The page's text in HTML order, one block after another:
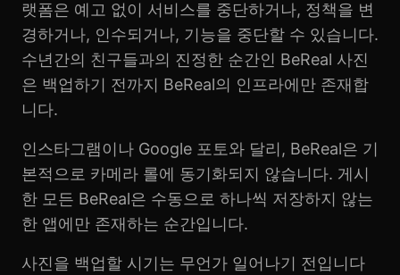
랫폼은 예고 없이 서비스를 중단하거나, 정책을 변
경하거나, 인수되거나, 기능을 중단할 수 있습니다.
수년간의 친구들과의 진정한 순간인 BeReal 사진
은 백업하기 전까지 BeReal의 인프라에만 존재합
니다.
인스타그램이나 Google 포토와 달리, BeReal은 기
본적으로 카메라 롤에 동기화되지 않습니다. 게시
한 모든 BeReal은 수동으로 하나씩 저장하지 않는
한 앱에만 존재하는 순간입니다.
사진을 백업할 시기는 무언가 일어나기 전입니다